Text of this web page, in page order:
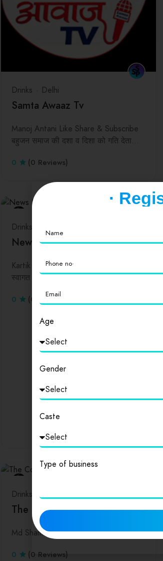
Drinks Delhi
Samta Awaaz Tv
Manoj Antani Like Share & Subscribe
बहुजन समाज की दशा व दिशा को गति देता…
0
(0 Reviews)
Drinks
News India 24×7
Kartik kumar News India 24X7 में आपका
स्वागत है, जो भारत की नवीनतम और सबसे…
0
(0 Reviews)
Drinks
The Coverage
Md Shams Aghaz
0
(0 Reviews)
·
Age
Gender
Caste
Type of business